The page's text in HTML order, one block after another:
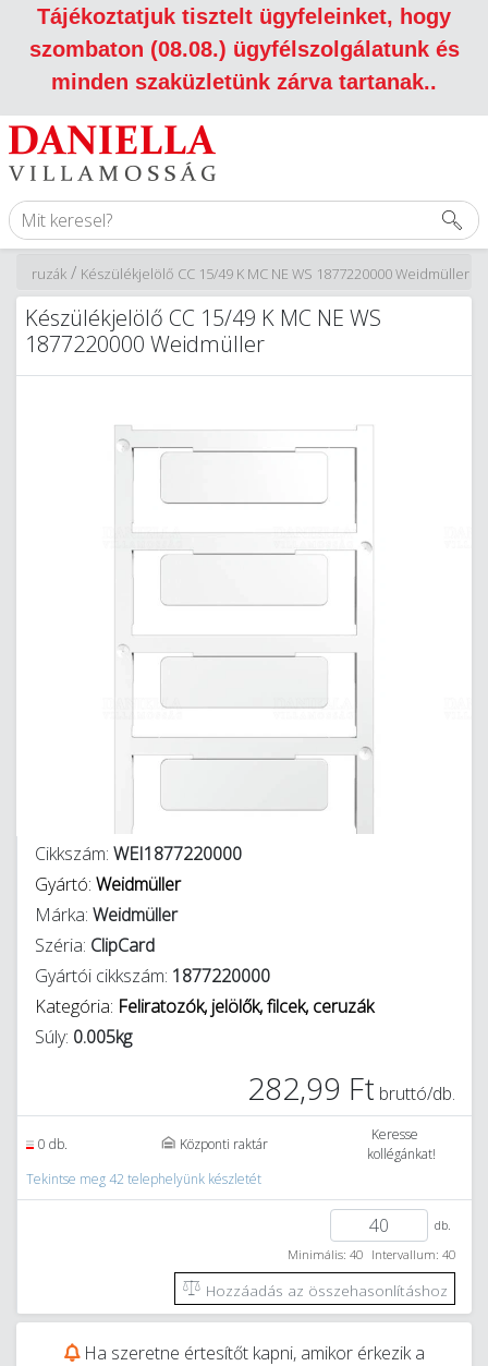
Tájékoztatjuk tisztelt ügyfeleinket, hogy
szombaton (08.08.) ügyfélszolgálatunk és
minden szaküzletünk zárva tartanak..
Készülékjelölő CC 15/49 K MC NE WS 1877220000 Weidmüller
/
ceruzák
Készülékjelölő CC 15/49 K MC NE WS
1877220000 Weidmüller
Cikkszám: WEI1877220000
Gyártó: Weidmüller
Márka: Weidmüller
Széria: ClipCard
Gyártói cikkszám: 1877220000
Kategória: Feliratozók, jelölők, filcek, ceruzák
Súly: 0.005kg
282,99 Ft bruttó/db.
0 db. Központi raktár
Keresse
kollégánkat!
Tekintse meg 42 telephelyünk készletét
db.
Minimális: 40 Intervallum: 40
Hozzáadás az összehasonlításhoz
Ha szeretne értesítőt kapni, amikor érkezik a